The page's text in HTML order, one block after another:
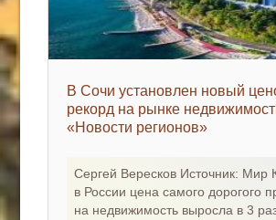
В Сочи установлен новый
рекорд на рынке
«Новости регионов»
Сергей Вересков Источник: Мир
в России цена самого дорогого
на недвижимость выросла в 3